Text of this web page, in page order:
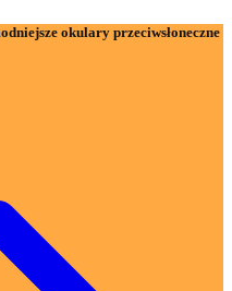
okulary przeciwsłoneczne